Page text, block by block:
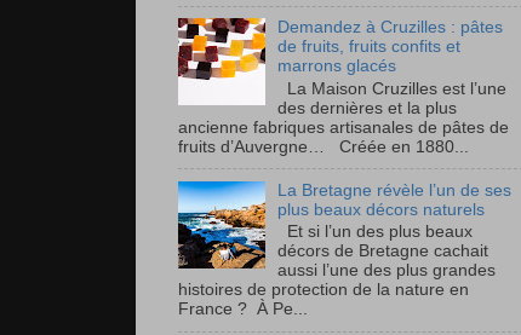
Demandez à Cruzilles : pâtes
de fruits, fruits confits et
marrons glacés
La Maison Cruzilles est l’une
des dernières et la plus
ancienne fabriques artisanales de pâtes de
fruits d’Auvergne… Créée en 1880...
La Bretagne révèle l’un de ses
plus beaux décors naturels
Et si l’un des plus beaux
décors de Bretagne cachait
aussi l’une des plus grandes
histoires de protection de la nature en
France ? À Pe...